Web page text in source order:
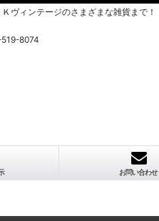
ヴィンテージのさまざまな雑貨まで！
8074
お問い合わせ